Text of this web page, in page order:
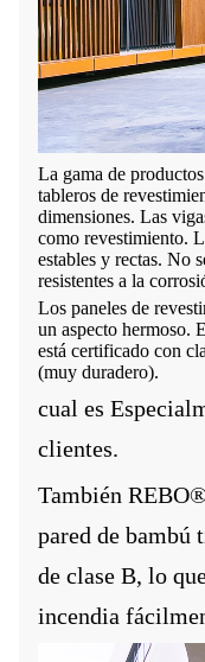
La gama de
tableros de
dimensiones. Las
como revestimiento.
estables y rectas. No
resistentes a la
Los paneles de
un aspecto hermoso.
está certificado con
(muy duradero).
cual es
clientes.
También REBO
pared de
de clase B, lo
incendia